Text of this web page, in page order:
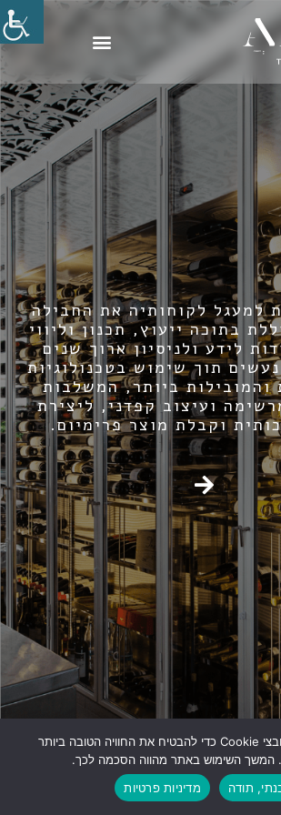
למעגל לקוחותיה את החבילה
בתוכה ייעוץ, תכנון וליווי
לידע ולניסיון ארוך שנים
תוך שימוש בטכנולוגיות
והמובילות ביותר, המשלבות
ועיצוב קפדני, ליצירת
וקבלת מוצר פרימיום.
אנו משתמשים בקובצי Cookie כדי להבטיח את החוויה הטובה ביותר
המשך השימוש באתר מהווה הסכמה לכך.
תודה
מדיניות פרטיות